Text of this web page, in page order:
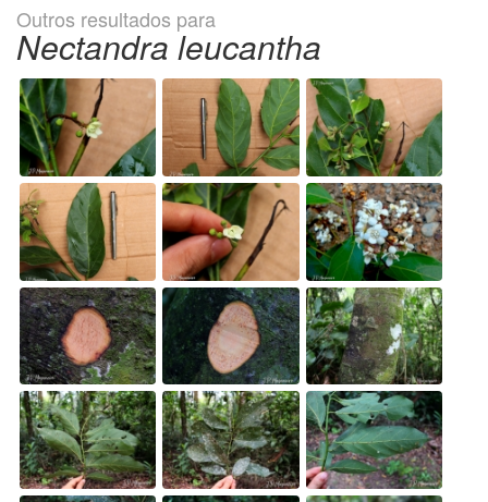
Outros resultados para
Nectandra leucantha